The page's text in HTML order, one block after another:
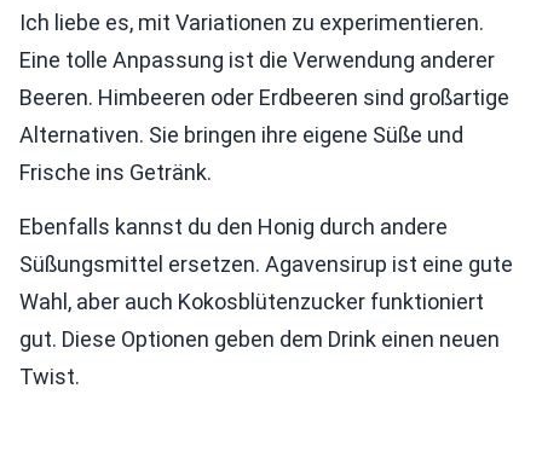
Ich liebe es, mit Variationen zu experimentieren.
Eine tolle Anpassung ist die Verwendung anderer
Beeren. Himbeeren oder Erdbeeren sind großartige
Alternativen. Sie bringen ihre eigene Süße und
Frische ins Getränk.
Ebenfalls kannst du den Honig durch andere
Süßungsmittel ersetzen. Agavensirup ist eine gute
Wahl, aber auch Kokosblütenzucker funktioniert
gut. Diese Optionen geben dem Drink einen neuen
Twist.